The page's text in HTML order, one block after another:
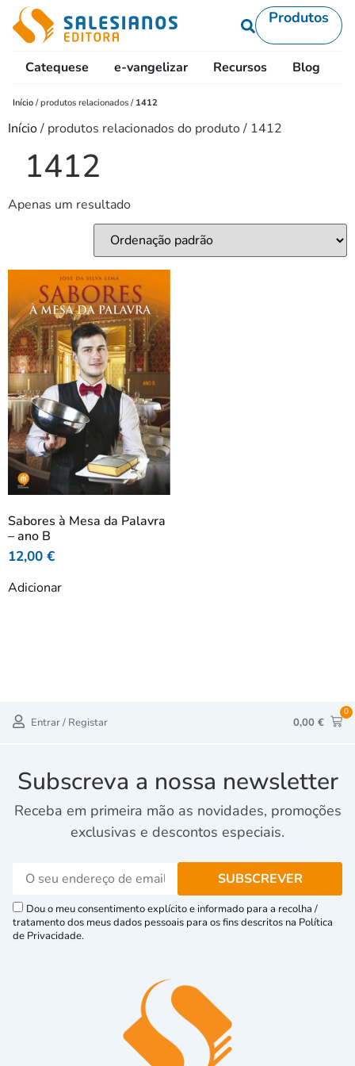
Produtos
Catequese e-vangelizar Recursos Blog
Início /produtos relacionados / 1412
Início/ produtos relacionados do produto / 1412
1412
Apenas um resultado
Sabores à Mesa da Palavra
– ano B
12,00 €
Adicionar
Entrar / Registar 0,00 €
0
Subscreva a nossa newsletter
Receba em primeira mão as novidades, promoções
exclusivas e descontos especiais.
Dou o meu consentimento explícito e informado para a recolha /
tratamento dos meus dados pessoais para os fins descritos na Política
de Privacidade.